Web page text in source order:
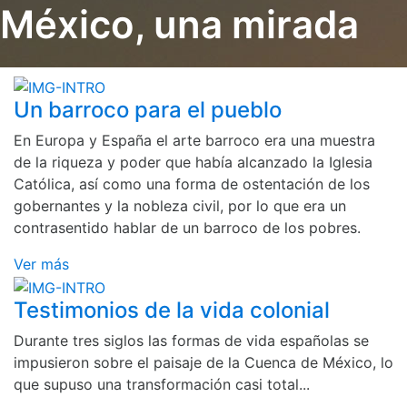
México, una mirada
Un barroco para el pueblo
En Europa y España el arte barroco era una muestra
de la riqueza y poder que había alcanzado la Iglesia
Católica, así como una forma de ostentación de los
gobernantes y la nobleza civil, por lo que era un
contrasentido hablar de un barroco de los pobres.
Ver más
Testimonios de la vida colonial
Durante tres siglos las formas de vida españolas se
impusieron sobre el paisaje de la Cuenca de México, lo
que supuso una transformación casi total...